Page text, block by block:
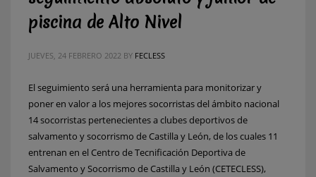
piscina de Alto Nivel
JUEVES, 24 FEBRERO 2022 BY FECLESS
El seguimiento será una herramienta para monitorizar y
poner en valor a los mejores socorristas del ámbito nacional
14 socorristas pertenecientes a clubes deportivos de
salvamento y socorrismo de Castilla y León, de los cuales 11
entrenan en el Centro de Tecnificación Deportiva de
Salvamento y Socorrismo de Castilla y León (CETECLESS),